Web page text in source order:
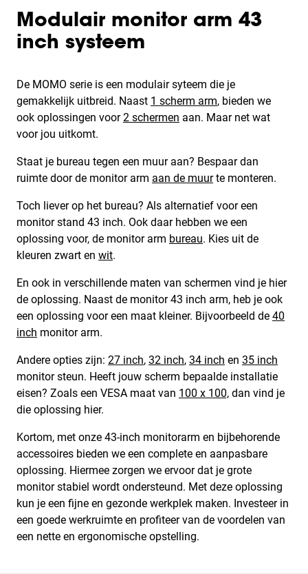
Modulair monitor arm 43
inch systeem
De MOMO serie is een modulair syteem die je
gemakkelijk uitbreid. Naast 1 scherm arm, bieden we
ook oplossingen voor2 schermen aan. Maar net wat
voor jou uitkomt.
Staat je bureau tegen een muur aan? Bespaar dan
ruimte door de monitor arm aan de muurte monteren.
Toch liever op het bureau? Als alternatief voor een
monitor stand 43 inch. Ook daar hebben we een
oplossing voor, de monitor arm bureau. Kies uit de
kleuren zwart en wit.
En ook in verschillende maten van schermen vind je hier
de oplossing. Naast de monitor 43 inch arm, heb je ook
een oplossing voor een maat kleiner. Bijvoorbeeld de 40
inch monitor arm.
Andere opties zijn: 27 inch, 32 inch, 34 inch en 35 inch
monitor steun. Heeft jouw scherm bepaalde installatie
eisen? Zoals een VESA maat van 100 x 100, dan vind je
die oplossing hier.
Kortom, met onze 43-inch monitorarm en bijbehorende
accessoires bieden we een complete en aanpasbare
oplossing. Hiermee zorgen we ervoor dat je grote
monitor stabiel wordt ondersteund. Met deze oplossing
kun je een fijne en gezonde werkplek maken. Investeer in
een goede werkruimte en profiteer van de voordelen van
een nette en ergonomische opstelling.